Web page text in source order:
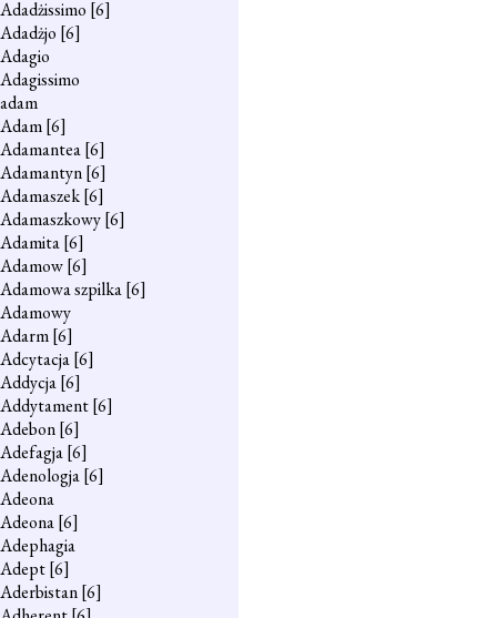
Adadżissimo [6]
Adadżjo [6]
Adagio
Adagissimo
adam
Adam[6]
Adamantea[6]
Adamantyn[6]
Adamaszek[6]
Adamaszkowy[6]
Adamita[6]
Adamow[6]
Adamowa szpilka[6]
Adamowy
Adarm[6]
Adcytacja[6]
Addycja[6]
Addytament[6]
Adebon[6]
Adefagja[6]
Adenologja[6]
Adeona
Adeona[6]
Adephagia
Adept[6]
Aderbistan[6]